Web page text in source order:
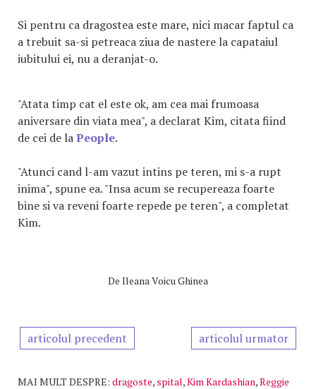
Si pentru ca dragostea este mare, nici macar faptul ca
a trebuit sa-si petreaca ziua de nastere la capataiul
iubitului ei, nu a deranjat-o.
"Atata timp cat el este ok, am cea mai frumoasa
aniversare din viata mea", a declarat Kim, citata fiind
de cei de laPeople.
"Atunci cand l-am vazut intins pe teren, mi s-a rupt
inima", spune ea. "Insa acum se recupereaza foarte
bine si va reveni foarte repede pe teren", a completat
Kim.
De Ileana Voicu Ghinea
articolul precedent articolul urmator
MAI MULT DESPRE: dragoste, spital,Kim Kardashian,Reggie